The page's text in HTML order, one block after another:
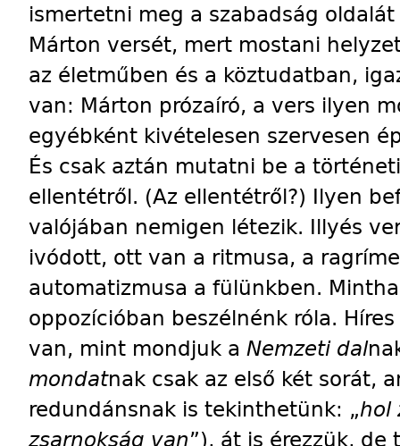
ismertetni meg a szabadság
Márton versét, mert mostani
az életműben és a köztudatban,
van: Márton prózaíró, a vers ilyen
egyébként kivételesen szervesen
És csak aztán mutatni be a
ellentétről. (Az ellentétről?) Ilyen
valójában nemigen létezik. Illyés
ivódott, ott van a ritmusa, a
automatizmusa a fülünkben.
oppozícióban beszélnénk róla.
van, mint mondjuk a Nemzeti dal
mondatnak csak az első két sorát,
redundánsnak is tekinthetünk: „hol
zsarnokság van”), át is érezzük,